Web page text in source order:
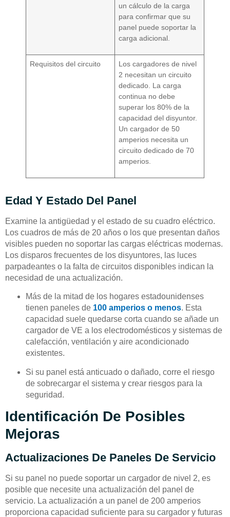
un cálculo de la carga
para confirmar que su
panel puede soportar la
carga adicional.
Requisitos del circuito
Los cargadores de nivel
2 necesitan un circuito
dedicado. La carga
continua no debe
superar los 80% de la
capacidad del disyuntor.
Un cargador de 50
amperios necesita un
circuito dedicado de 70
amperios.
Edad Y Estado Del Panel
Examine la antigüedad y el estado de su cuadro eléctrico.
Los cuadros de más de 20 años o los que presentan daños
visibles pueden no soportar las cargas eléctricas modernas.
Los disparos frecuentes de los disyuntores, las luces
parpadeantes o la falta de circuitos disponibles indican la
necesidad de una actualización.
Más de la mitad de los hogares estadounidenses
tienen paneles de 100 amperios o menos. Esta
capacidad suele quedarse corta cuando se añade un
cargador de VE a los electrodomésticos y sistemas de
calefacción, ventilación y aire acondicionado
existentes.
Si su panel está anticuado o dañado, corre el riesgo
de sobrecargar el sistema y crear riesgos para la
seguridad.
Identificación De Posibles
Mejoras
Actualizaciones De Paneles De Servicio
Si su panel no puede soportar un cargador de nivel 2, es
posible que necesite una actualización del panel de
servicio. La actualización a un panel de 200 amperios
proporciona capacidad suficiente para su cargador y futuras